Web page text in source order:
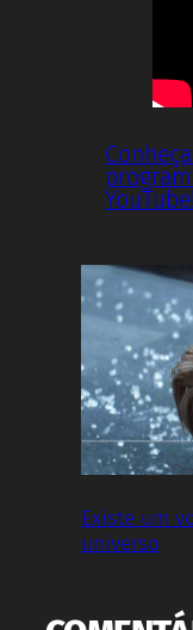
Existe um
universo